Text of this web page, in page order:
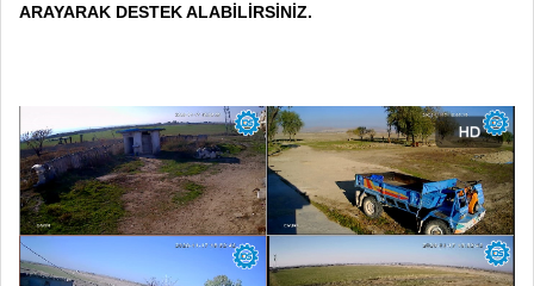
ARAYARAK DESTEK ALABİLİRSİNİZ.